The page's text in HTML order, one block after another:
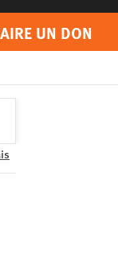
UN DON
UN DON